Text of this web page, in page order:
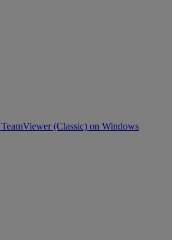
(Classic) on Windows